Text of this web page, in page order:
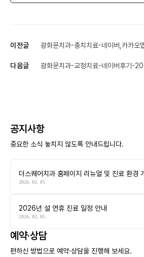
이전글 광화문치과-충치치료-네이버,카카
다음글 광화문치과-교정치료-네이버후기-
공지사항
중요한 소식 놓치지 않도록 안내드립니다.
더스퀘어치과 홈페이지 리뉴얼 및 진료 환경
2026. 02. 05
2026년 설 연휴 진료 일정 안내
2026. 02. 05
예약·상담
편하신 방법으로 예약·상담을 진행해 보세요.